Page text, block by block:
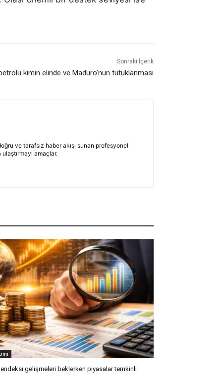
Sonraki İçerik
kimin elinde ve Maduro’nun tutuklanması
ve tarafsız haber akışı sunan profesyonel
amaçlar.
gelişmeleri beklerken piyasalar temkinli